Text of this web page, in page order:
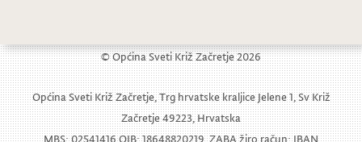
© Općina Sveti Križ Začretje 2026
Općina Sveti Križ Začretje, Trg hrvatske kraljice Jelene 1, Sv Križ
Začretje 49223, Hrvatska
MBS: 02541416 OIB: 18648820219, ZABA žiro račun: IBAN